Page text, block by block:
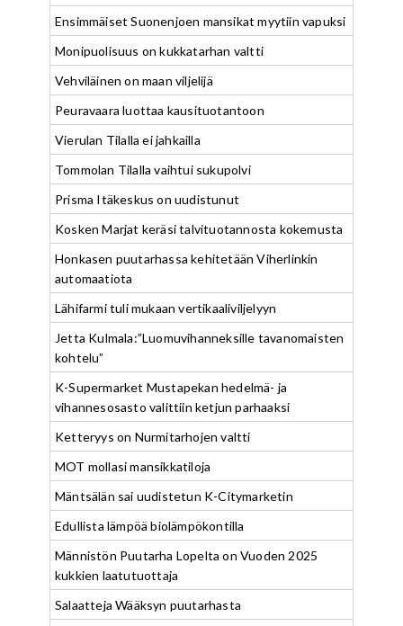
Ensimmäiset Suonenjoen mansikat myytiin vapuksi
Monipuolisuus on kukkatarhan valtti
Vehviläinen on maan viljelijä
Peuravaara luottaa kausituotantoon
Vierulan Tilalla ei jahkailla
Tommolan Tilalla vaihtui sukupolvi
Prisma Itäkeskus on uudistunut
Kosken Marjat keräsi talvituotannosta kokemusta
Honkasen puutarhassa kehitetään Viherlinkin
automaatiota
Lähifarmi tuli mukaan vertikaaliviljelyyn
Jetta Kulmala:”Luomuvihanneksille tavanomaisten
kohtelu”
K-Supermarket Mustapekan hedelmä- ja
vihannesosasto valittiin ketjun parhaaksi
Ketteryys on Nurmitarhojen valtti
MOT mollasi mansikkatiloja
Mäntsälän sai uudistetun K-Citymarketin
Edullista lämpöä biolämpökontilla
Männistön Puutarha Lopelta on Vuoden 2025
kukkien laatutuottaja
Salaatteja Wääksyn puutarhasta